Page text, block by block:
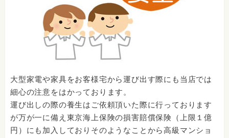
大型家電や家具をお客様宅から運び出す際にも当店では
細心の注意をはかっております。
運び出しの際の養生はご依頼頂いた際に行っております
が万が一に備え東京海上保険の損害賠償保険（上限１億
円）にも加入しておりそのようなことから高級マンショ